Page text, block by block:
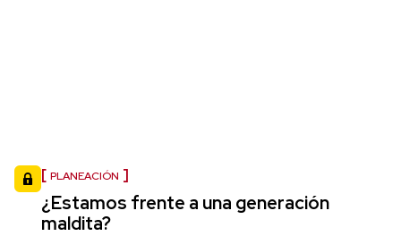
PLANEACIÓN
¿Estamos frente a una generación
maldita?